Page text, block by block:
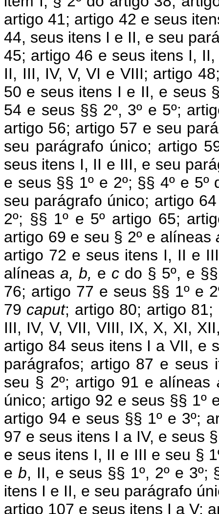
artigo 41; artigo 42 e seus
44, seus itens I e II, e seu
45; artigo 46 e seus itens I,
II, III, IV, V, VI e VIII; artigo
50 e seus itens I e II, e seus
54 e seus §§ 2º, 3º e 5º;
artigo 56; artigo 57 e seu
seu parágrafo único; artigo
seus itens I, II e III, e seu
e seus §§ 1º e 2º; §§ 4º e
seu parágrafo único; artigo
2º; §§ 1º e 5º artigo 65;
artigo 69 e seu § 2º e alíneas
artigo 72 e seus itens I, II e
alíneas a, b, e cdo § 5º, e §§
76; artigo 77 e seus §§ 1º e
79 caput; artigo 80; artigo
III, IV, V, VII, VIII, IX, X, XI,
artigo 84 seus itens I a VII, e
parágrafos; artigo 87 e
seu § 2º; artigo 91 e alíneas
único; artigo 92 e seus §§ 1º
artigo 94 e seus §§ 1º e 3º;
97 e seus itens I a IV, e seus
e seus itens I, II e III e seu §
e b, II, e seus §§ 1º, 2º e
itens I e II, e seu parágrafo
artigo 107 e seus itens I a V;